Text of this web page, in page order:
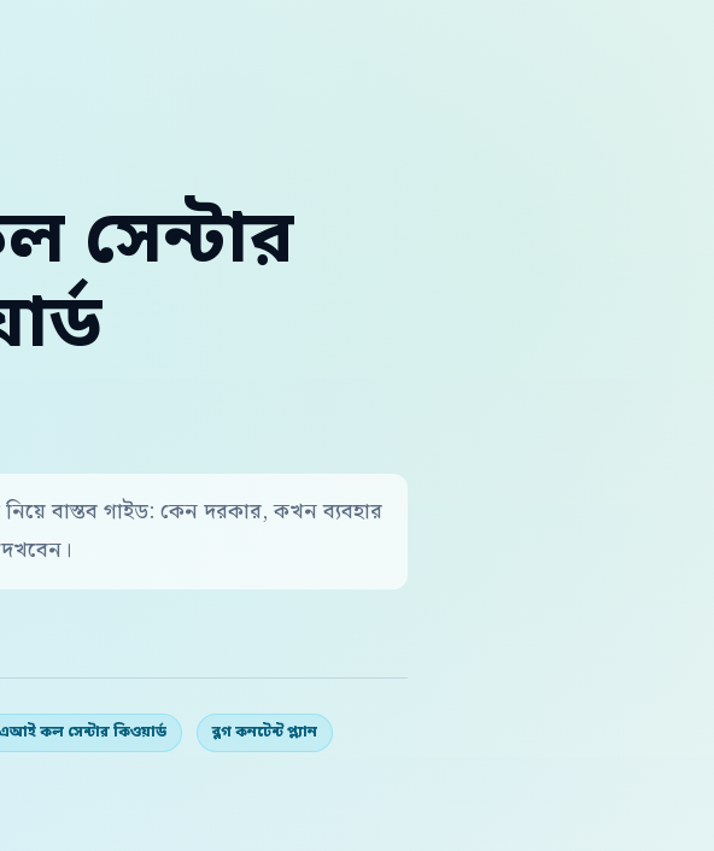
সেন্টার
বাস্তব গাইড: কেন দরকার, কখন ব্যবহার
এআই কল সেন্টার কিওয়ার্ড ব্লগ কনটেন্ট প্ল্যান